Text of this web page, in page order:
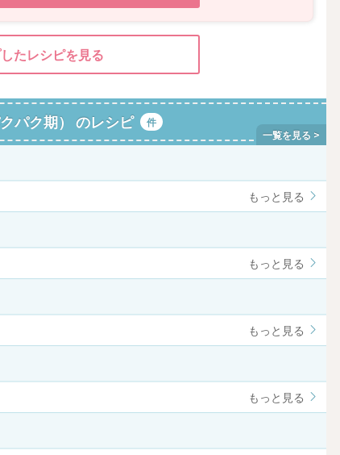
たレシピを見る
パク期） のレシピ 件
もっと見る
もっと見る
もっと見る
もっと見る